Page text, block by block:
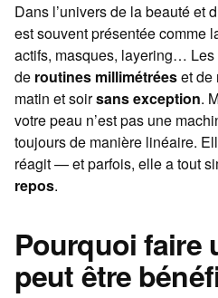
Dans l’univers de la beauté et
est souvent présentée comme
actifs, masques, layering…
de routines millimétréeset de
matin et soirsans exception.
votre peau n’est pas une
toujours de manière linéaire.
réagit — et parfois, elle a tout
repos.
Pourquoi faire
peut être